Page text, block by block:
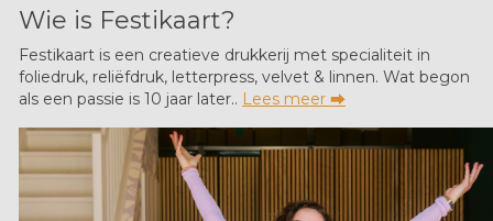
Wie is Festikaart?
Festikaart is een creatieve drukkerij met specialiteit in
foliedruk, reliëfdruk, letterpress, velvet & linnen. Wat begon
als een passie is 10 jaar later.. Lees meer ⮕